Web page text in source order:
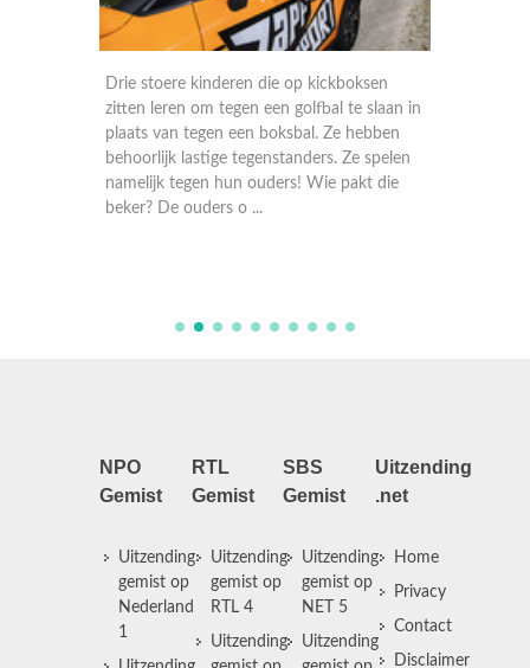
Drie stoere kinderen die op kickboksen
zitten leren om tegen een golfbal te slaan in
plaats van tegen een boksbal. Ze hebben
behoorlijk lastige tegenstanders. Ze spelen
namelijk tegen hun ouders! Wie pakt die
beker? De ouders o ...
NPO
Gemist
Uitzending
gemist op
Nederland
1
RTL
Gemist
Uitzending
gemist op
RTL 4
Uitzending
SBS
Gemist
Uitzending
gemist op
NET 5
Uitzending
Uitzending
.net
Home
Privacy
Contact
Disclaimer